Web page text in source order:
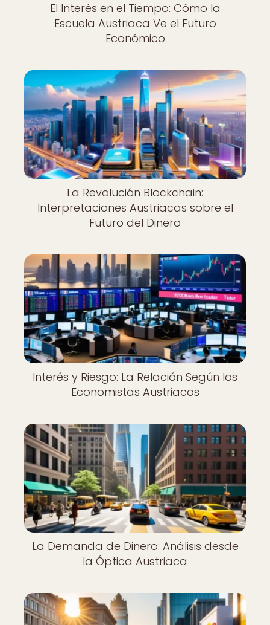
El Interés en el Tiempo: Cómo la
Escuela Austriaca Ve el Futuro
Económico
La Revolución Blockchain:
Interpretaciones Austriacas sobre el
Futuro del Dinero
Interés y Riesgo: La Relación Según los
Economistas Austriacos
La Demanda de Dinero: Análisis desde
la Óptica Austriaca